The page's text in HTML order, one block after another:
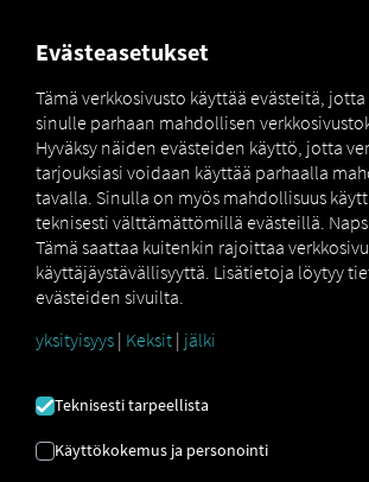
KOKO
LAIVASTOLLESI
Kaikki ajoneuvot, tiedot ja
prosessit – eri valmistajilta –
yhdellä alustalla.
Evästeasetukset
Tämä verkkosivusto käyttää evästeitä,
sinulle parhaan mahdollisen
Hyväksy näiden evästeiden käyttö, jotta
tarjouksiasi voidaan käyttää parhaalla
tavalla. Sinulla on myös mahdollisuus
teknisesti välttämättömillä evästeillä.
Tämä saattaa kuitenkin rajoittaa
käyttäjäystävällisyyttä. Lisätietoja löytyy
evästeiden sivuilta.
yksityisyys | Keksit | jälki
Teknisesti tarpeellista
Käyttökokemus ja personointi